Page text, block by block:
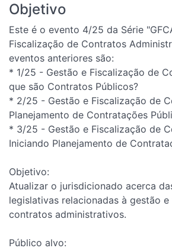
Objetivo
Este é o evento 4/25 da Série
Fiscalização de Contratos
eventos anteriores são:
* 1/25 - Gestão e Fiscalização de
que são Contratos Públicos?
* 2/25 - Gestão e Fiscalização de
Planejamento de Contratações
* 3/25 - Gestão e Fiscalização de
Iniciando Planejamento de
Objetivo:
Atualizar o jurisdicionado acerca
legislativas relacionadas à gestão
contratos administrativos.
Público alvo: